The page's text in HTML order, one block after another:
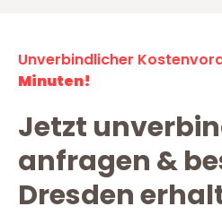
Unverbindlicher
Minuten!
Jetzt
anfragen &
Dresden